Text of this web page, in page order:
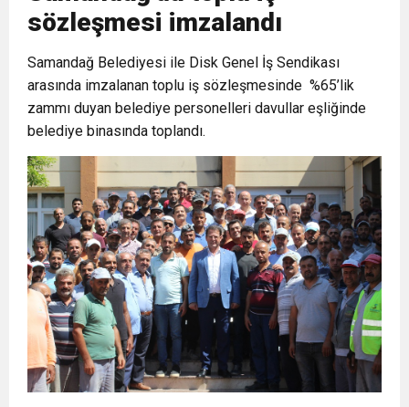
Cumhuriyet, Türk Milletinin Özgürlük
ve Onur Nişanesidir
6:19 HBB BAŞKANI ÖNTÜRK’ÜN
CUMHURİYET BAYRAMI MESAJI
17:36 KURUMLAR VERGİSİ ERTELENDİ
DUYURUSU
21:40 CEYLANDERE’DE BAŞKAN EMRAH
KARAÇAY’A SEVGİ SELİ
18:22 BAŞKAN SAMİ ÜSTÜN’DEN
GÖNÜLLERE DOKUNAN ZİYARET
sözleşmesi imzalandı
Samandağ Belediyesi ile Disk Genel İş Sendikası
arasında imzalanan toplu iş sözleşmesinde %65’lik
zammı duyan belediye personelleri davullar eşliğinde
belediye binasında toplandı.